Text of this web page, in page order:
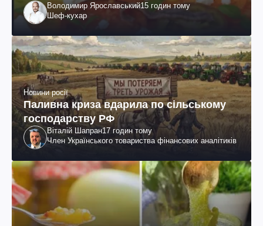
Володимир Ярославський15 годин тому
Шеф-кухар
Новини росії
Паливна криза вдарила по сільському
господарству РФ
Віталій Шапран17 годин тому
Член Українського товариства фінансових аналітиків